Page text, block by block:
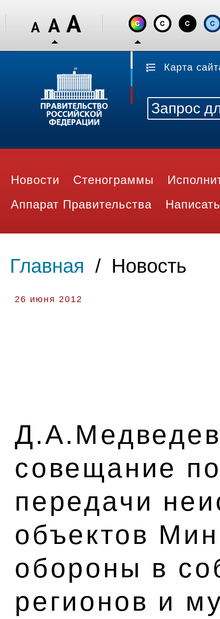
Карта
Новости Стенограммы
Аппарат Правительства
Главная / Новость
26 июня 2012
совещание
передачи
объектов
обороны в
регионов и